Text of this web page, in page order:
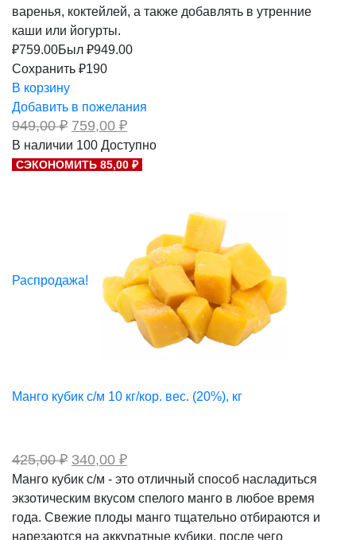
варенья, коктейлей, а также добавлять в утренние
каши или йогурты.
₽759.00Был ₽949.00
Сохранить ₽190
В корзину
Добавить в пожелания
949,00₽ Первоначальная
цена
составляла
949,00 ₽.
759,00 ₽Текущая
759,00 ₽.
В наличии 100 Доступно
СЭКОНОМИТЬ 85,00 ₽
Распродажа!
Манго кубик с/м 10 кг/кор. вес. (20%), кг
425,00₽ Первоначальная
цена
составляла
425,00 ₽.
340,00 ₽Текущая
340,00 ₽.
Манго кубик с/м - это отличный способ насладиться
экзотическим вкусом спелого манго в любое время
года. Свежие плоды манго тщательно отбираются и
нарезаются на аккуратные кубики, после чего